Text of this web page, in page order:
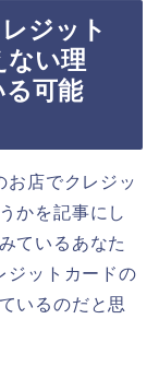
ジット
ない理
る可能
お店でクレジッ
かを記事にし
ているあなた
ジットカードの
いるのだと思